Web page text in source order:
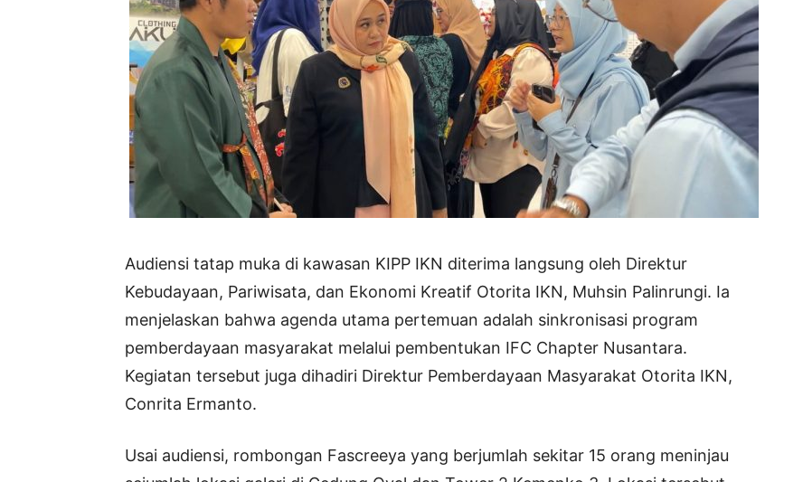
Audiensi tatap muka di kawasan KIPP IKN diterima langsung oleh Direktur
Kebudayaan, Pariwisata, dan Ekonomi Kreatif Otorita IKN, Muhsin Palinrungi. Ia
menjelaskan bahwa agenda utama pertemuan adalah sinkronisasi program
pemberdayaan masyarakat melalui pembentukan IFC Chapter Nusantara.
Kegiatan tersebut juga dihadiri Direktur Pemberdayaan Masyarakat Otorita IKN,
Conrita Ermanto.
Usai audiensi, rombongan Fascreeya yang berjumlah sekitar 15 orang meninjau